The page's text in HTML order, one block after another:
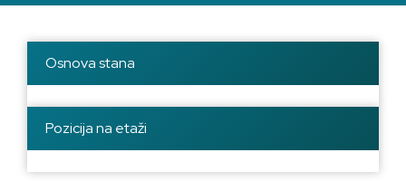
Osnova stana
Pozicija na etaži